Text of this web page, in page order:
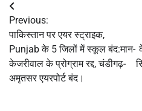
Post
navigation
Previous:
पाकिस्तान पर एयर स्ट्राइक,
Punjab के 5 जिलों में स्कूल बंद:मान-
केजरीवाल के प्रोग्राम रद्द, चंडीगढ़-
अमृतसर एयरपोर्ट बंद।